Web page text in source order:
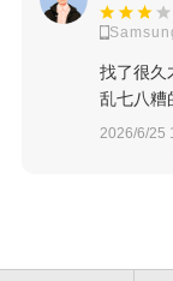
找了很久
乱七八糟
2026/6/25